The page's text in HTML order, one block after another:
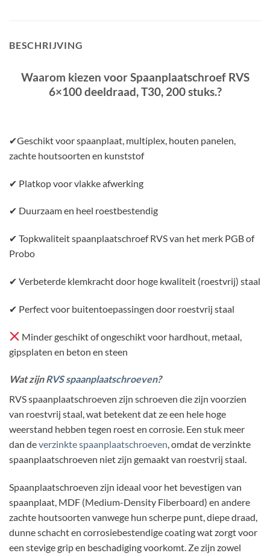
BESCHRIJVING
Waarom kiezen voor Spaanplaatschroef RVS
6×100 deeldraad, T30, 200 stuks.?
✔Geschikt voor spaanplaat, multiplex, houten panelen,
zachte houtsoorten en kunststof
✔ Platkop voor vlakke afwerking
✔ Duurzaam en heel roestbestendig
✔ Topkwaliteit spaanplaatschroef RVS van het merk PGB of
Probo
✔ Verbeterde klemkracht door hoge kwaliteit (roestvrij) staal
✔ Perfect voor buitentoepassingen door roestvrij staal
Minder geschikt of ongeschikt voor hardhout, metaal,
gipsplaten en beton en steen
Wat zijn RVS spaanplaatschroeven?
RVS spaanplaatschroeven zijn schroeven die zijn voorzien
van roestvrij staal, wat betekent dat ze een hele hoge
weerstand hebben tegen roest en corrosie. Een stuk meer
dan deverzinkte spaanplaatschroeven, omdat de verzinkte
spaanplaatschroeven niet zijn gemaakt van roestvrij staal.
Spaanplaatschroeven zijn ideaal voor het bevestigen van
spaanplaat, MDF (Medium-Density Fiberboard) en andere
zachte houtsoorten vanwege hun scherpe punt, diepe draad,
dunne schacht en corrosiebestendige coating wat zorgt voor
een stevige grip en beschadiging voorkomt. Ze zijn zowel